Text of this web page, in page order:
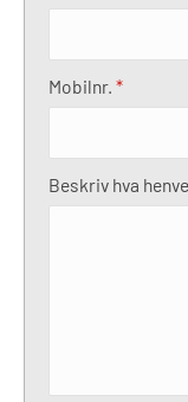
Mobilnr. *
Beskriv hva